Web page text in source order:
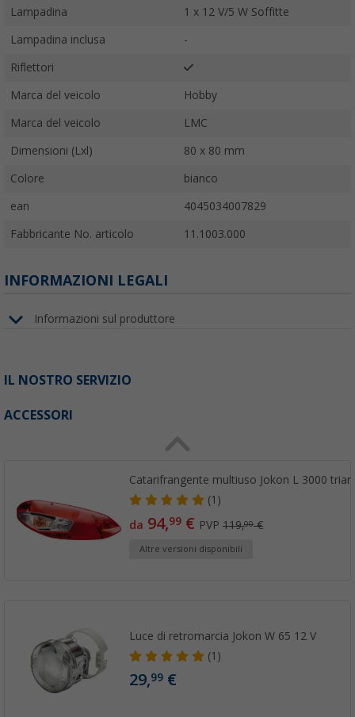
Lampadina 1 x 12 V/5 W Soffitte
Lampadina inclusa -
Riflettori
Marca del veicolo Hobby
Marca del veicolo LMC
Dimensioni (Lxl) 80 x 80 mm
Colore bianco
ean 4045034007829
Fabbricante No. articolo 11.1003.000
INFORMAZIONI LEGALI
Informazioni sul produttore
IL NOSTRO SERVIZIO
ACCESSORI
Catarifrangente multiuso Jokon L 3000
(1)
da 94,99 € PVP119,00€
Altre versioni disponibili
Luce di retromarcia Jokon W 65 12 V
(1)
29,99 €